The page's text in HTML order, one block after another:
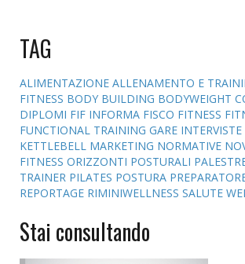
TAG
ALIMENTAZIONE ALLENAMENTO E
FITNESS BODY BUILDING BODYWEIGHT
DIPLOMI FIF INFORMA FISCO FITNESS
FUNCTIONAL TRAINING GARE INTERVISTE
KETTLEBELL MARKETING NORMATIVE
FITNESS ORIZZONTI POSTURALI
TRAINER PILATES POSTURA
REPORTAGE RIMINIWELLNESS SALUTE
Stai consultando